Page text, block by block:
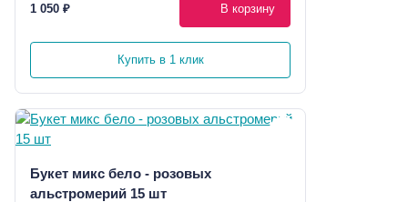
1 050 ₽ В корзину
Купить в 1 клик
Букет микс бело - розовых
альстромерий 15 шт